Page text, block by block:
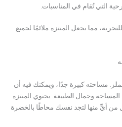
التي تُقام في المناسبات.
مما يجعل المنتزه ملائمًا لجميع
مساحته كبيرة جدًا، ويمكنك فيه أن
وجمال الطبيعة. يحتوي المنتزه
أيٍّ منها لتجد نفسك محاطًا بالخضرة